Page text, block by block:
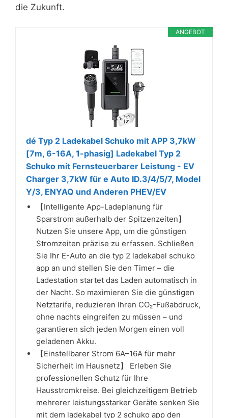
die Zukunft.
ANGEBOT
dé Typ 2 Ladekabel Schuko mit APP 3,7kW
[7m, 6-16A, 1-phasig] Ladekabel Typ 2
Schuko mit Fernsteuerbarer Leistung - EV
Charger 3,7kW für e Auto ID.3/4/5/7, Model
Y/3, ENYAQ und Anderen PHEV/EV
【Intelligente App-Ladeplanung für
Sparstrom außerhalb der Spitzenzeiten】
Nutzen Sie unsere App, um die günstigen
Stromzeiten präzise zu erfassen. Schließen
Sie Ihr E-Auto an die typ 2 ladekabel schuko
app an und stellen Sie den Timer – die
Ladestation startet das Laden automatisch in
der Nacht. So maximieren Sie die günstigen
Netztarife, reduzieren Ihren CO₂-Fußabdruck,
ohne nachts eingreifen zu müssen – und
garantieren sich jeden Morgen einen voll
geladenen Akku.
【Einstellbarer Strom 6A–16A für mehr
Sicherheit im Hausnetz】 Erleben Sie
professionellen Schutz für Ihre
Hausstromkreise. Bei gleichzeitigem Betrieb
mehrerer leistungsstarker Geräte senken Sie
mit dem ladekabel typ 2 schuko app den